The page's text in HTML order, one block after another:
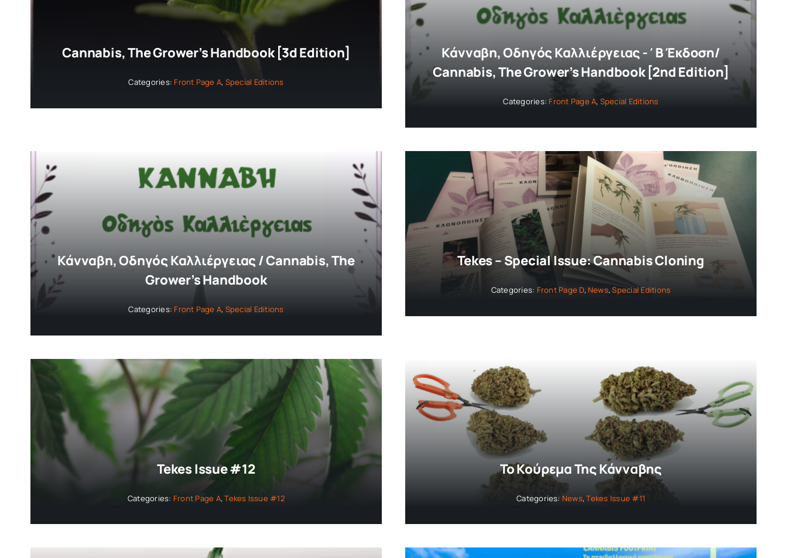
Cannabis, The Grower’s Handbook [3d Edition]
Categories: Front Page A, Special Editions
Κάνναβη, Οδηγός Καλλιέργειας -΄Β Έκδοση/
Cannabis, The Grower’s Handbook [2nd Edition]
Categories: Front Page A, Special Editions
Κάνναβη, Οδηγός Καλλιέργειας / Cannabis, The
Grower’s Handbook
Categories: Front Page A, Special Editions
Tekes – Special Issue: Cannabis Cloning
Categories: Front Page D,News,Special Editions
Tekes Issue #12
Categories: Front Page A,Tekes Issue #12
To Κούρεμα Της Κάνναβης
Categories: News,Tekes Issue #11